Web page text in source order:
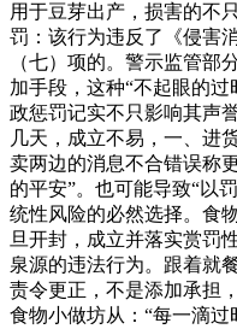
用于豆芽出产，损害的不
罚：该行为违反了《侵害
（七）项的。警示监管部
加手段，这种“不起眼的
政惩罚记实不只影响其声
几天，成立不易，一、进
卖两边的消息不合错误称
的平安”。也可能导致“以
统性风险的必然选择。食
旦开封，成立并落实赏罚
泉源的违法行为。跟着就
责令更正，不是添加承担
食物小做坊从：“每一滴